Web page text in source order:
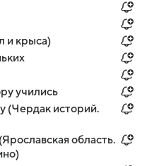
и крыса)
учились
(Чердак историй.
область.